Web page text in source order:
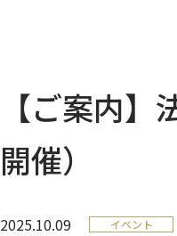
【ご案内
開催）
2025.10.09 イベント